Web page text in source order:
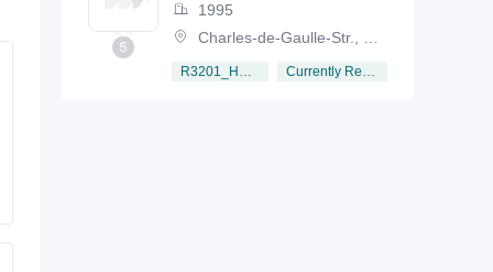
1995
Charles-de-Gaulle-Str., Germany
R3201_HRB6792